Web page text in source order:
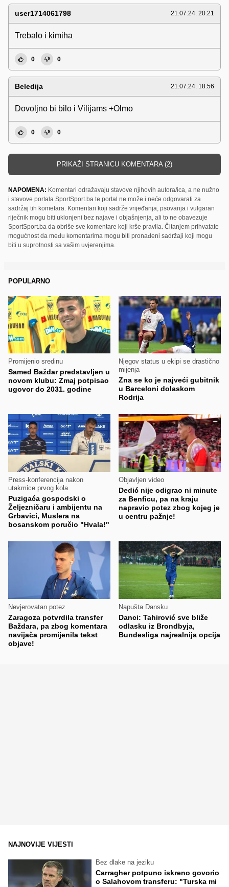
user1714061798 21.07.24. 20:21
Trebalo i kimiha
0 0
Beledija 21.07.24. 18:56
Dovoljno bi bilo i Vilijams +Olmo
0 0
PRIKAŽI STRANICU KOMENTARA (2)
NAPOMENA: Komentari odražavaju stavove njihovih autora/ica, a ne nužno
i stavove portala SportSport.ba te portal ne može i neće odgovarati za
sadržaj tih kometara. Komentari koji sadrže vrijeđanja, psovanja i vulgaran
riječnik mogu biti uklonjeni bez najave i objašnjenja, ali to ne obavezuje
SportSport.ba da obriše sve komentare koji krše pravila. Čitanjem prihvatate
mogućnost da među komentarima mogu biti pronađeni sadržaji koji mogu
biti u suprotnosti sa vašim uvjerenjima.
POPULARNO
Promijenio sredinu
Samed Baždar predstavljen u
novom klubu: Zmaj potpisao
ugovor do 2031. godine
Njegov status u ekipi se drastično
mijenja
Zna se ko je najveći gubitnik
u Barceloni dolaskom
Rodrija
Press-konferencija nakon
utakmice prvog kola
Puzigaća gospodski o
Željezničaru i ambijentu na
Grbavici, Muslera na
bosanskom poručio "Hvala!"
Objavljen video
Dedić nije odigrao ni minute
za Benficu, pa na kraju
napravio potez zbog kojeg je
u centru pažnje!
Nevjerovatan potez
Zaragoza potvrdila transfer
Baždara, pa zbog komentara
navijača promijenila tekst
objave!
Napušta Dansku
Danci: Tahirović sve bliže
odlasku iz Brondbyja,
Bundesliga najrealnija opcija
NAJNOVIJE VIJESTI
Bez dlake na jeziku
Carragher potpuno iskreno govorio
o Salahovom transferu: "Turska mi